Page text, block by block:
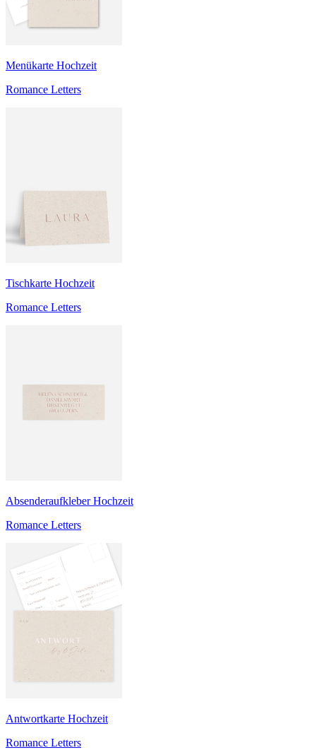
Menükarte Hochzeit
Romance Letters
Tischkarte Hochzeit
Romance Letters
Absenderaufkleber Hochzeit
Romance Letters
Antwortkarte Hochzeit
Romance Letters